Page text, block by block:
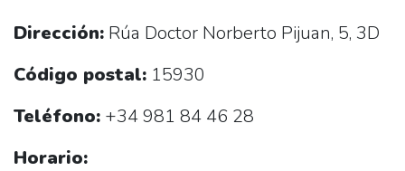
Dirección: Rúa Doctor Norberto Pijuan, 5, 3D
Código postal: 15930
Teléfono: +34 981 84 46 28
Horario: